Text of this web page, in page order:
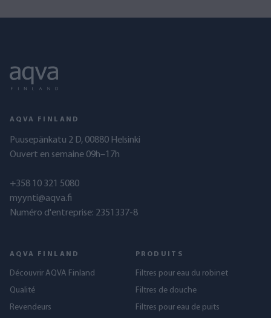
AQVA FINLAND
Puusepänkatu 2 D, 00880 Helsinki
Ouvert en semaine 09h–17h
+358 10 321 5080
myynti@aqva.fi
Numéro d'entreprise: 2351337-8
AQVA FINLAND
Découvrir AQVA Finland
Qualité
Revendeurs
PRODUITS
Filtres pour eau du robinet
Filtres de douche
Filtres pour eau de puits